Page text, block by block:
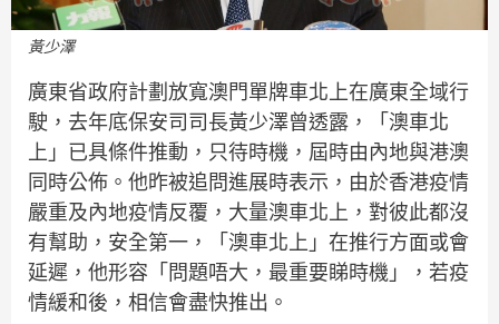
黃少澤
廣東省政府計劃放寬澳門單牌車北上在廣東全域行
駛，去年底保安司司長黃少澤曾透露，「澳車北
上」已具條件推動，只待時機，屆時由內地與港澳
同時公佈。他昨被追問進展時表示，由於香港疫情
嚴重及內地疫情反覆，大量澳車北上，對彼此都沒
有幫助，安全第一，「澳車北上」在推行方面或會
延遲，他形容「問題唔大，最重要睇時機」，若疫
情緩和後，相信會盡快推出。